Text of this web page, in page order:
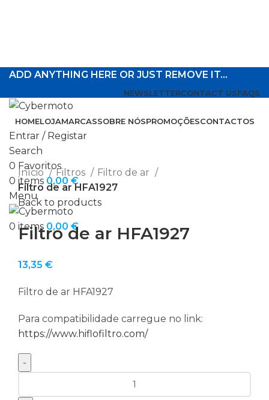
ADD ANYTHING HERE OR JUST REMOVE IT…
NEWSLETTERCONTACT USFAQS
HOMELOJAMARCASSOBRE NÓSPROMOÇÕESCONTACTOS
Entrar / Registar
Search
0 Favoritos
0 items 0,00 €
Menu
0 items 0,00 €
Click to enlarge
Início
Filtros
Filtro de ar
Filtro de ar HFA1927
Back to products
Filtro de ar HFA1927
13,35 €
Filtro de ar HFA1927
Para compatibilidade carregue no link:
https://www.hiflofiltro.com/
de